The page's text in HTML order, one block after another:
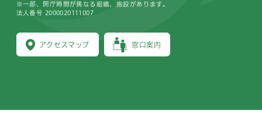
アクセスマップ 窓口案内
※一部、開庁時間が異なる組織、施設があります。
法人番号 2000020111007